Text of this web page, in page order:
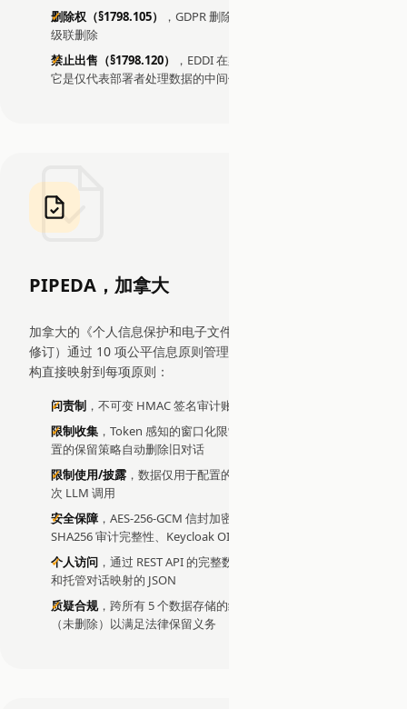
删除权（§1798.105）
，GDPR 删除端点提供跨所有数据存储的
级联删除
禁止出售（§1798.120）
，EDDI 在架构上不能出售个人信息，
它是仅代表部署者处理数据的中间件基础设施
PIPEDA，加拿大
加拿大的《个人信息保护和电子文件法》（2000 年，2023 年
修订）通过 10 项公平信息原则管理商业数据处理。EDDI 的架
构直接映射到每项原则：
问责制 ，不可变 HMAC 签名审计账本追踪所有操作
限制收集 ，Token 感知的窗口化限制发送给 LLM 的数据；可配
置的保留策略自动删除旧对话
限制使用/披露 ，数据仅用于配置的代理交互；审计追踪记录每
次 LLM 调用
安全保障 ，AES-256-GCM 信封加密（Secrets Vault）、HMAC-
SHA256 审计完整性、Keycloak OIDC、RBAC
个人访问 ，通过 REST API 的完整数据导出返回所有记忆、对话
和托管对话映射的 JSON
质疑合规，跨所有 5 个数据存储的级联删除；审计追踪假名化
（未删除）以满足法律保留义务